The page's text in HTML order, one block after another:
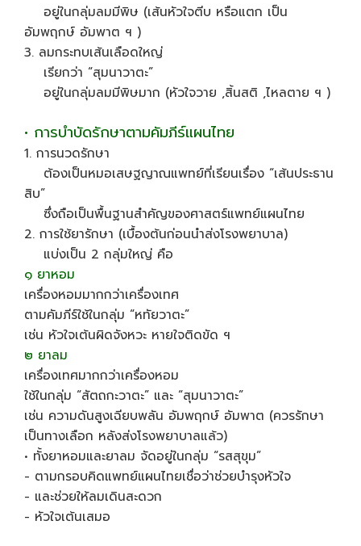
อยู่ในกลุ่มลมมีพิษ (เส้นหัวใจตีบ หรือแตก เป็น
อัมพฤกษ์ อัมพาต ฯ )
3. ลมกระทบเส้นเลือดใหญ่
เรียกว่า “สุมนาวาตะ”
อยู่ในกลุ่มลมมีพิษมาก (หัวใจวาย ,สิ้นสติ ,ไหลตาย ฯ )
• การบำบัดรักษาตามคัมภีร์แผนไทย
1. การนวดรักษา
ต้องเป็นหมอเสษฐญาณแพทย์ที่เรียนเรื่อง “เส้นประธาน
สิบ”
ซึ่งถือเป็นพื้นฐานสำคัญของศาสตร์แพทย์แผนไทย
2. การใช้ยารักษา (เบื้องต้นก่อนนำส่งโรงพยาบาล)
แบ่งเป็น 2 กลุ่มใหญ่ คือ
๑ ยาหอม
เครื่องหอมมากกว่าเครื่องเทศ
ตามคัมภีร์ใช้ในกลุ่ม “หทัยวาตะ”
เช่น หัวใจเต้นผิดจังหวะ หายใจติดขัด ฯ
๒ ยาลม
เครื่องเทศมากกว่าเครื่องหอม
ใช้ในกลุ่ม “สัตถกะวาตะ” และ “สุมนาวาตะ”
เช่น ความดันสูงเฉียบพลัน อัมพฤกษ์ อัมพาต (ควรรักษา
เป็นทางเลือก หลังส่งโรงพยาบาลแล้ว)
• ทั้งยาหอมและยาลม จัดอยู่ในกลุ่ม “รสสุขุม”
- ตามกรอบคิดแพทย์แผนไทยเชื่อว่าช่วยบำรุงหัวใจ
- และช่วยให้ลมเดินสะดวก
- หัวใจเต้นเสมอ